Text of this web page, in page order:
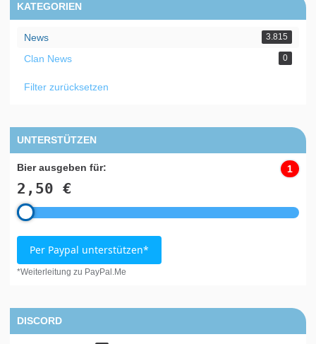
KATEGORIEN
News 3.815
Clan News 0
Filter zurücksetzen
UNTERSTÜTZEN
Bier ausgeben für:
2,50 €
1
Per Paypal unterstützen*
*Weiterleitung zu PayPal.Me
DISCORD